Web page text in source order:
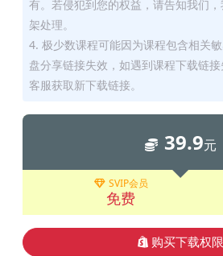
有。若侵犯到您的权益，请告知我们
架处理。
4. 极少数课程可能因为课程包含相关
盘分享链接失效，如遇到课程下载链
客服获取新下载链接。
39.9元
SVIP会员
免费
购买下载权限